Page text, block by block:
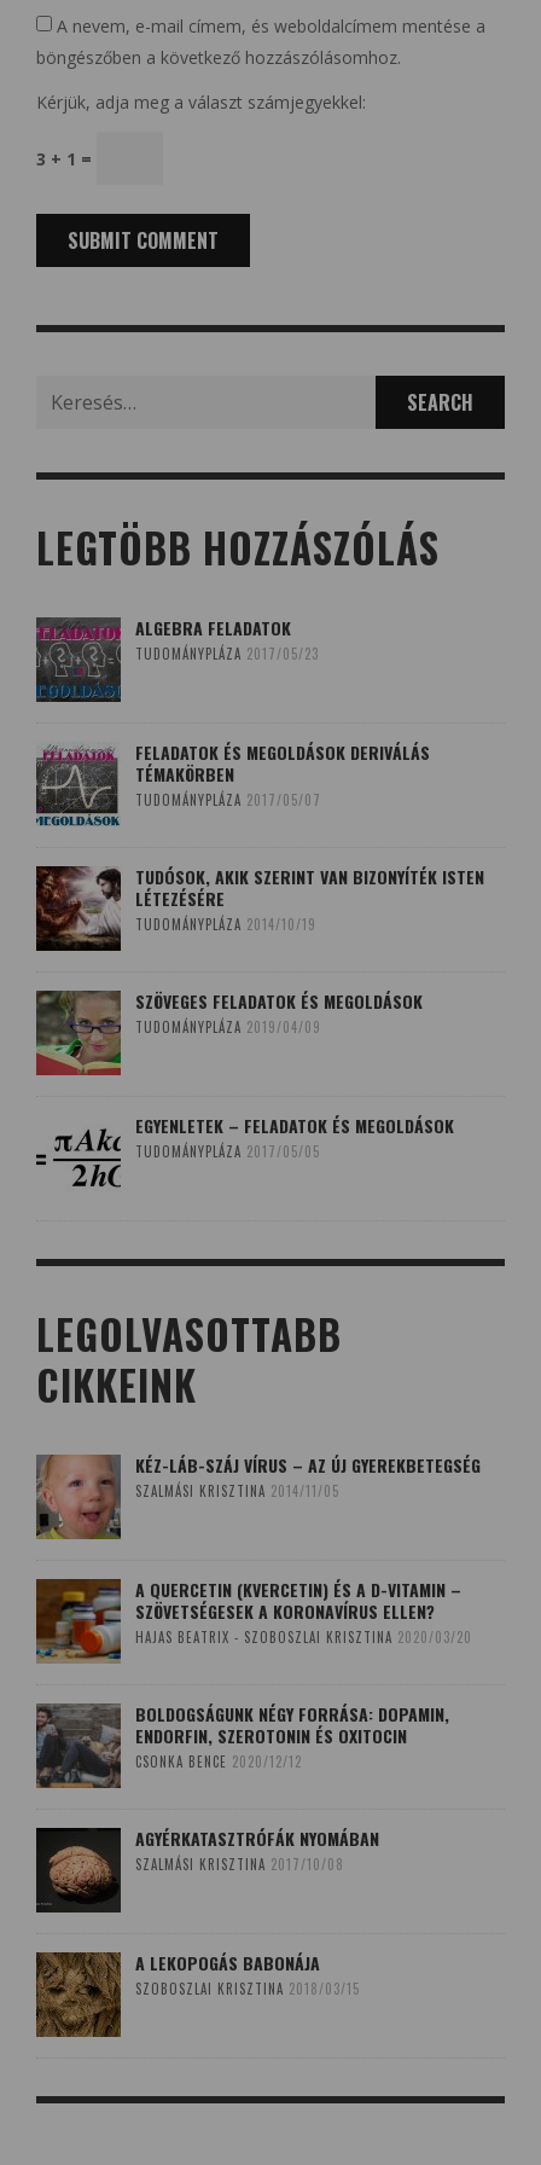
A nevem, e-mail címem, és weboldalcímem mentése a
böngészőben a következő hozzászólásomhoz.
Kérjük, adja meg a választ számjegyekkel:
3 + 1 =
for:
LEGTÖBB HOZZÁSZÓLÁS
ALGEBRA FELADATOK
TUDOMÁNYPLÁZA 2017/05/23
FELADATOK ÉS MEGOLDÁSOK DERIVÁLÁS
TÉMAKÖRBEN
TUDOMÁNYPLÁZA 2017/05/07
TUDÓSOK, AKIK SZERINT VAN BIZONYÍTÉK ISTEN
LÉTEZÉSÉRE
TUDOMÁNYPLÁZA 2014/10/19
SZÖVEGES FELADATOK ÉS MEGOLDÁSOK
TUDOMÁNYPLÁZA 2019/04/09
EGYENLETEK – FELADATOK ÉS MEGOLDÁSOK
TUDOMÁNYPLÁZA 2017/05/05
LEGOLVASOTTABB
CIKKEINK
KÉZ-LÁB-SZÁJ VÍRUS – AZ ÚJ GYEREKBETEGSÉG
SZALMÁSI KRISZTINA 2014/11/05
A QUERCETIN (KVERCETIN) ÉS A D-VITAMIN –
SZÖVETSÉGESEK A KORONAVÍRUS ELLEN?
HAJAS BEATRIX - SZOBOSZLAI KRISZTINA 2020/03/20
BOLDOGSÁGUNK NÉGY FORRÁSA: DOPAMIN,
ENDORFIN, SZEROTONIN ÉS OXITOCIN
CSONKA BENCE 2020/12/12
AGYÉRKATASZTRÓFÁK NYOMÁBAN
SZALMÁSI KRISZTINA 2017/10/08
A LEKOPOGÁS BABONÁJA
SZOBOSZLAI KRISZTINA 2018/03/15